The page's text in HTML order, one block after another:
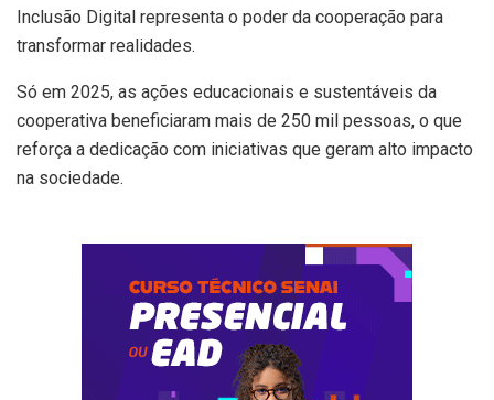
Inclusão Digital representa o poder da cooperação para
transformar realidades.
Só em 2025, as ações educacionais e sustentáveis da
cooperativa beneficiaram mais de 250 mil pessoas, o que
reforça a dedicação com iniciativas que geram alto impacto
na sociedade.